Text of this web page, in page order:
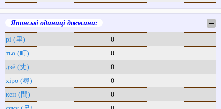
Японські одиниці довжини: ─
рі (里)
0
тьо (町)
0
дзё (丈)
0
хіро (尋)
0
кен (間)
0